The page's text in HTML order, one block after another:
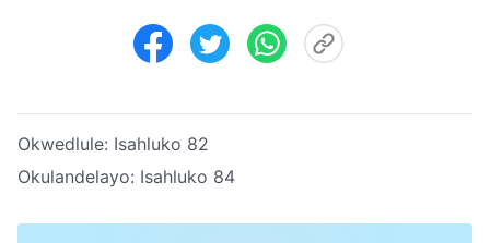
Okwedlule: Isahluko 82
Okulandelayo: Isahluko 84